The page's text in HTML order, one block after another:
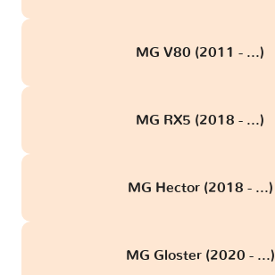
MG V80 (2011 - ...)
MG RX5 (2018 - ...)
MG Hector (2018 - ...)
MG Gloster (2020 - ...)